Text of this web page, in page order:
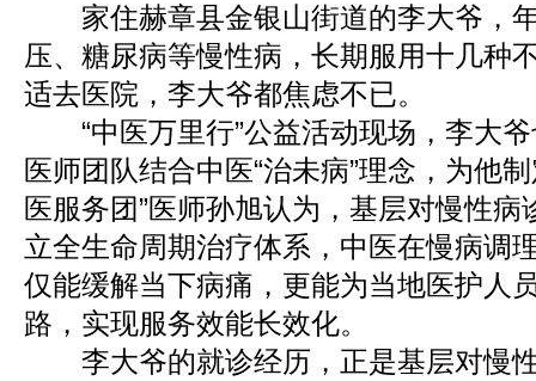
家住赫章县金银山街道的李大爷，
压、糖尿病等慢性病，长期服用十几种
适去医院，李大爷都焦虑不已。
“中医万里行”公益活动现场，李大爷
医师团队结合中医“治未病”理念，为他
医服务团”医师孙旭认为，基层对慢性
立全生命周期治疗体系，中医在慢病调
仅能缓解当下病痛，更能为当地医护人
路，实现服务效能长效化。
李大爷的就诊经历，正是基层对慢